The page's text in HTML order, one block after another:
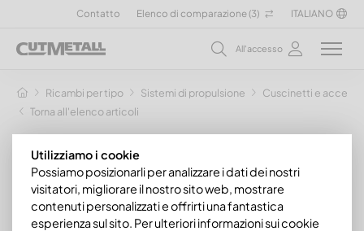
Contatto Elenco di comparazione (3) ITALIANO
All'accesso
Ricambi per tipo Sistemi di propulsione
Cuscinetti e
Torna all'elenco articoli
Utilizziamo i cookie
Possiamo posizionarli per analizzare i dati dei nostri
visitatori, migliorare il nostro sito web, mostrare
contenuti personalizzati e offrirti una fantastica
esperienza sul sito. Per ulteriori informazioni sui cookie